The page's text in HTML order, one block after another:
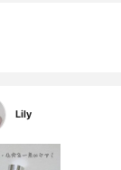
Lily